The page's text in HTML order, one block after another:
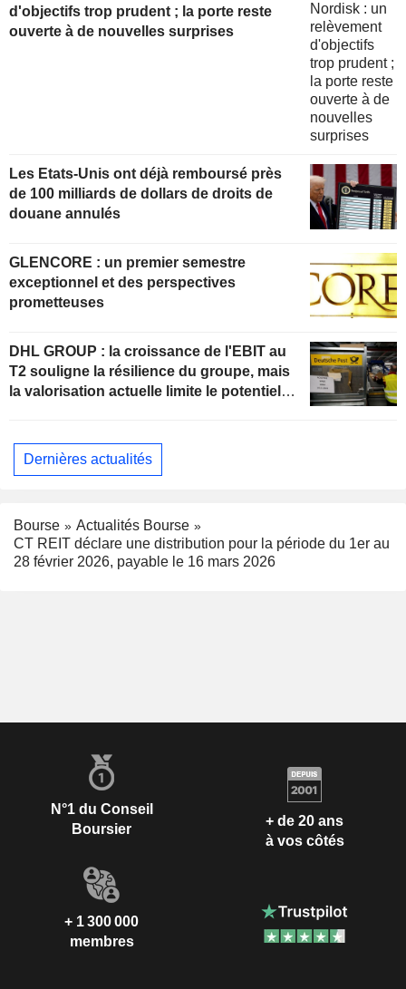
d'objectifs trop prudent ; la porte reste
ouverte à de nouvelles surprises
Les Etats-Unis ont déjà remboursé près
de 100 milliards de dollars de droits de
douane annulés
GLENCORE : un premier semestre
exceptionnel et des perspectives
prometteuses
DHL GROUP : la croissance de l'EBIT au
T2 souligne la résilience du groupe, mais
la valorisation actuelle limite le potentiel
Dernières actualités
Bourse
Actualités Bourse
CT REIT déclare une distribution pour la période du 1er au
28 février 2026, payable le 16 mars 2026
N°1 du Conseil
Boursier
+ de 20 ans
à vos côtés
+ 1 300 000
membres